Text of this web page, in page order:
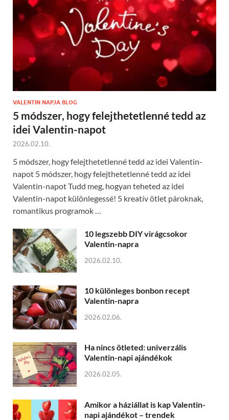
VALENTIN NAPJA BLOG
5 módszer, hogy felejthetetlenné tedd az
idei Valentin-napot
2026.02.10.
5 módszer, hogy felejthetetlenné tedd az idei Valentin-
napot 5 módszer, hogy felejthetetlenné tedd az idei
Valentin-napot Tudd meg, hogyan teheted az idei
Valentin-napot különlegessé! 5 kreatív ötlet pároknak,
romantikus programok …
10 legszebb DIY virágcsokor
Valentin-napra
2026.02.10.
10 különleges bonbon recept
Valentin-napra
2026.02.06.
Ha nincs ötleted: univerzális
Valentin-napi ajándékok
2026.02.05.
Amikor a háziállat is kap Valentin-
napi ajándékot – trendek